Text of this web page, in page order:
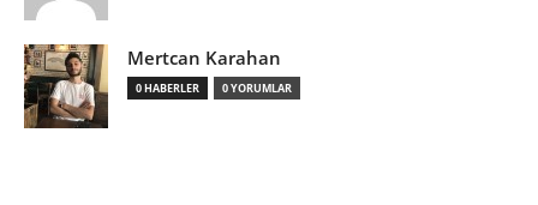
Mertcan Karahan
0 HABERLER 0 YORUMLAR